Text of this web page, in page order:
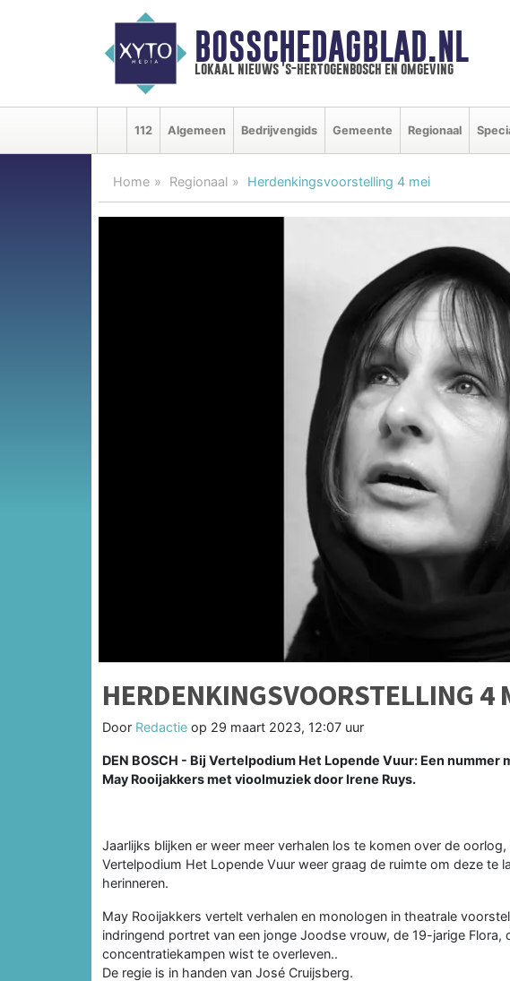
BOSSCHEDAGBLAD.NL
lokaal nieuws 's-hertogenbosch en omgeving
112 Algemeen Bedrijvengids Gemeente Regionaal
Home Regionaal Herdenkingsvoorstelling 4 mei
HERDENKINGSVOORSTELLING 4
Door Redactie op 29 maart 2023, 12:07 uur
DEN BOSCH - Bij Vertelpodium Het Lopende Vuur: Een
May Rooijakkers met vioolmuziek door Irene Ruys.
Jaarlijks blijken er weer meer verhalen los te komen over de
Vertelpodium Het Lopende Vuur weer graag de ruimte om deze te
herinneren.
May Rooijakkers vertelt verhalen en monologen in theatrale
indringend portret van een jonge Joodse vrouw, de 19-jarige Flora,
concentratiekampen wist te overleven..
De regie is in handen van José Cruijsberg.